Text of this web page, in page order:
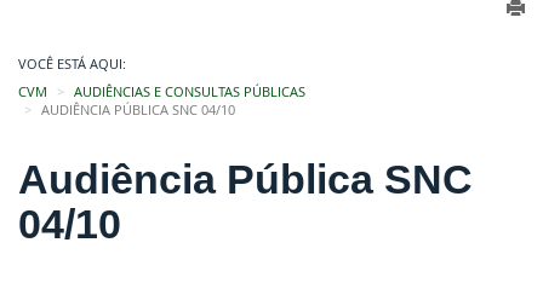
VOCÊ ESTÁ AQUI:
CVM
AUDIÊNCIAS E CONSULTAS PÚBLICAS
AUDIÊNCIA PÚBLICA SNC 04/10
Audiência Pública SNC
04/10